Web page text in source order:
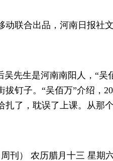
联合出品，河南日报社
吴先生是河南南阳人，“吴
钉子。“吴佰万”介绍，
扎了，耽误了上课。从那
刊） 农历腊月十三 星期